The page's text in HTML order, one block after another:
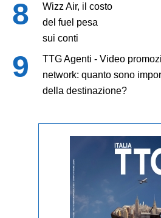
Wizz Air, il costo
del fuel pesa
sui conti
TTG Agenti - Video
network: quanto sono
della destinazione?